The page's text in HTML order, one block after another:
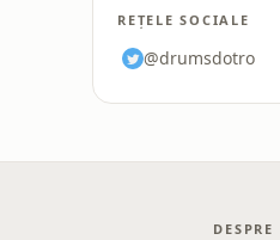
REȚELE SOCIALE
@drumsdotro
DESPRE